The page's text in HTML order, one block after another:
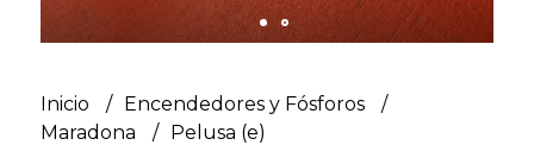
Inicio
Encendedores y Fósforos
Maradona
Pelusa (e)